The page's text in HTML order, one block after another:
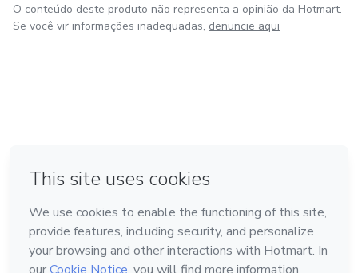
O conteúdo deste produto não representa a opinião da Hotmart.
Se você vir informações inadequadas, denuncie aqui
Feito com ❤ em Bogotá
Conheça a Hotmart